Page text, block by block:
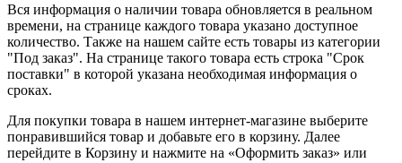
Вся информация о наличии товара обновляется в реальном
времени, на странице каждого товара указано доступное
количество. Также на нашем сайте есть товары из категории
"Под заказ". На странице такого товара есть строка "Срок
поставки" в которой указана необходимая информация о
сроках.
Для покупки товара в нашем интернет-магазине выберите
понравившийся товар и добавьте его в корзину. Далее
перейдите в Корзину и нажмите на «Оформить заказ» или